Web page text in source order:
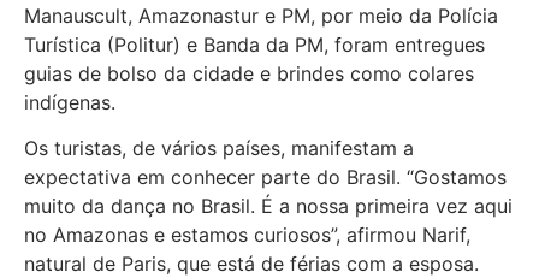
Manauscult, Amazonastur e PM, por meio da Polícia
Turística (Politur) e Banda da PM, foram entregues
guias de bolso da cidade e brindes como colares
indígenas.
Os turistas, de vários países, manifestam a
expectativa em conhecer parte do Brasil. “Gostamos
muito da dança no Brasil. É a nossa primeira vez aqui
no Amazonas e estamos curiosos”, afirmou Narif,
natural de Paris, que está de férias com a esposa.